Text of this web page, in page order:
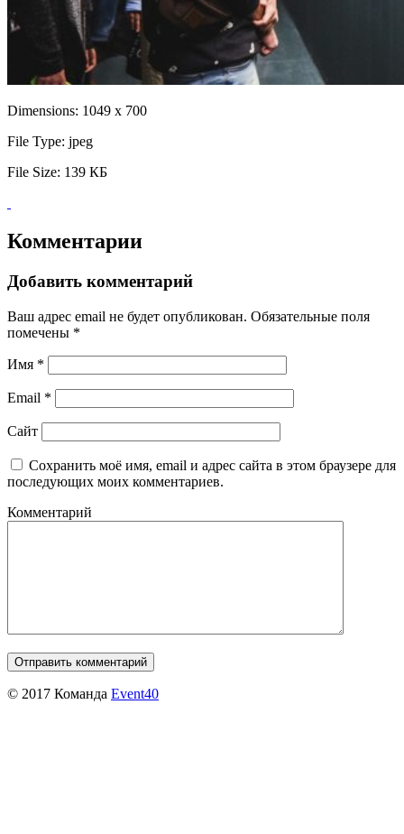
Dimensions: 1049 x 700
File Type: jpeg
File Size: 139 КБ
Комментарии
Добавить комментарий
Ваш адрес email не будет опубликован. Обязательные поля
помечены *
Имя *
Email *
Сайт
Сохранить моё имя, email и адрес сайта в этом браузере для
последующих моих комментариев.
Комментарий
© 2017 Команда Event40